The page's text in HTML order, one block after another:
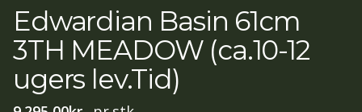
Edwardian Basin 61cm
3TH MEADOW (ca.10-12
ugers lev.Tid)